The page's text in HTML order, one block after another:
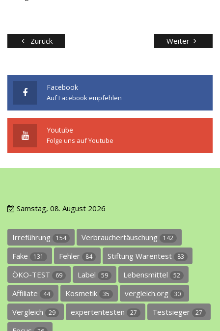
Zurück Weiter
Facebook
Auf Facebook empfehlen
Youtube
Folge uns auf Youtube
Samstag, 08. August 2026
Irreführung 154 Verbrauchertäuschung 142
Fake 131 Fehler 84 Stiftung Warentest 83
ÖKO-TEST 69 Label 59 Lebensmittel 52
Affiliate 44 Kosmetik 35 vergleich.org 30
Vergleich 29 expertentesten 27 Testsieger 27